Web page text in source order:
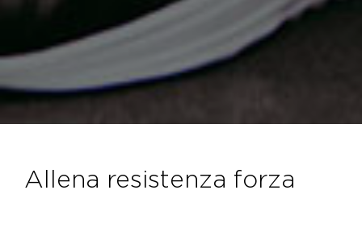
allena resistenza forza